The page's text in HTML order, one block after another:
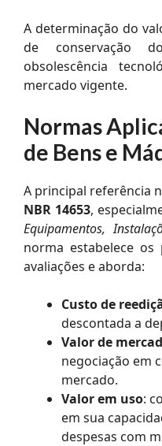
A determinação do
de conservação
obsolescência
mercado vigente.
Normas
de Bens e
A principal referência
NBR 14653,
Equipamentos,
norma estabelece
avaliações e aborda:
Custo de
descontada a
Valor de
negociação em
mercado.
Valor em uso:
em sua
despesas com